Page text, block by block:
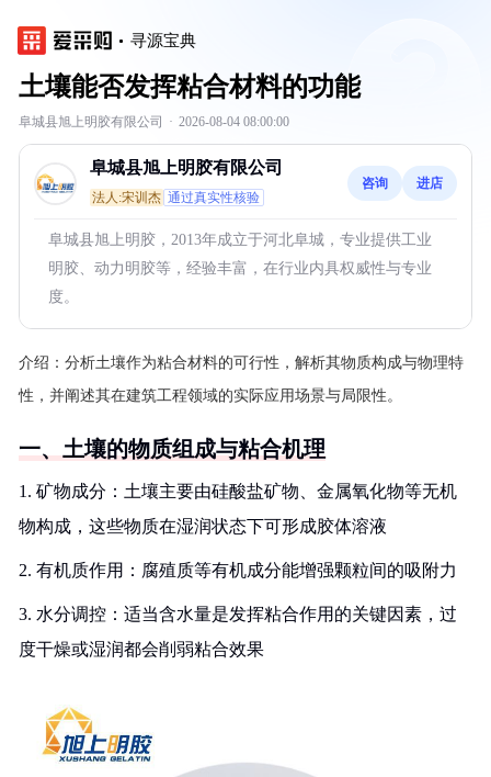
寻源宝典
土壤能否发挥粘合材料的功能
阜城县旭上明胶有限公司 · 2026-08-04 08:00:00
阜城县旭上明胶有限公司
法人:宋训杰 通过真实性核验
咨询 进店
阜城县旭上明胶，2013年成立于河北阜城，专业提供工业
明胶、动力明胶等，经验丰富，在行业内具权威性与专业
度。
介绍： 分析土壤作为粘合材料的可行性，解析其物质构成与物理特
性，并阐述其在建筑工程领域的实际应用场景与局限性。
一、土壤的物质组成与粘合机理
1. 矿物成分：土壤主要由硅酸盐矿物、金属氧化物等无机
物构成，这些物质在湿润状态下可形成胶体溶液
2. 有机质作用：腐殖质等有机成分能增强颗粒间的吸附力
3. 水分调控：适当含水量是发挥粘合作用的关键因素，过
度干燥或湿润都会削弱粘合效果